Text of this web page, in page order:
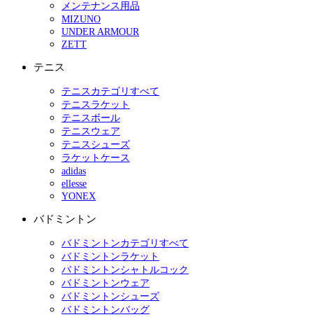
メンテナンス用品
MIZUNO
UNDER ARMOUR
ZETT
テニス
テニスカテゴリすべて
テニスラケット
テニスボール
テニスウェア
テニスシューズ
ラケットケース
adidas
ellesse
YONEX
バドミントン
バドミントンカテゴリすべて
バドミントンラケット
バドミントンシャトルコック
バドミントンウェア
バドミントンシューズ
バドミントンバッグ